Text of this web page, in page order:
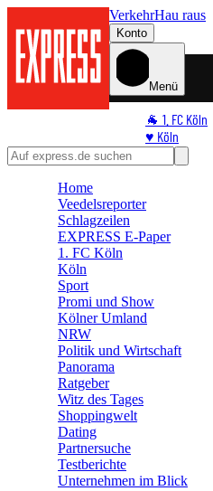
VerkehrHau raus
Konto
Menü
🐐 1. FC Köln
♥️ Köln
⭐ Promi
🛒
Home
Veedelsreporter
Schlagzeilen
EXPRESS E-Paper
1. FC Köln
Köln
Sport
Promi und Show
Kölner Umland
NRW
Politik und Wirtschaft
Panorama
Ratgeber
Witz des Tages
Shoppingwelt
Dating
Partnersuche
Testberichte
Unternehmen im Blick